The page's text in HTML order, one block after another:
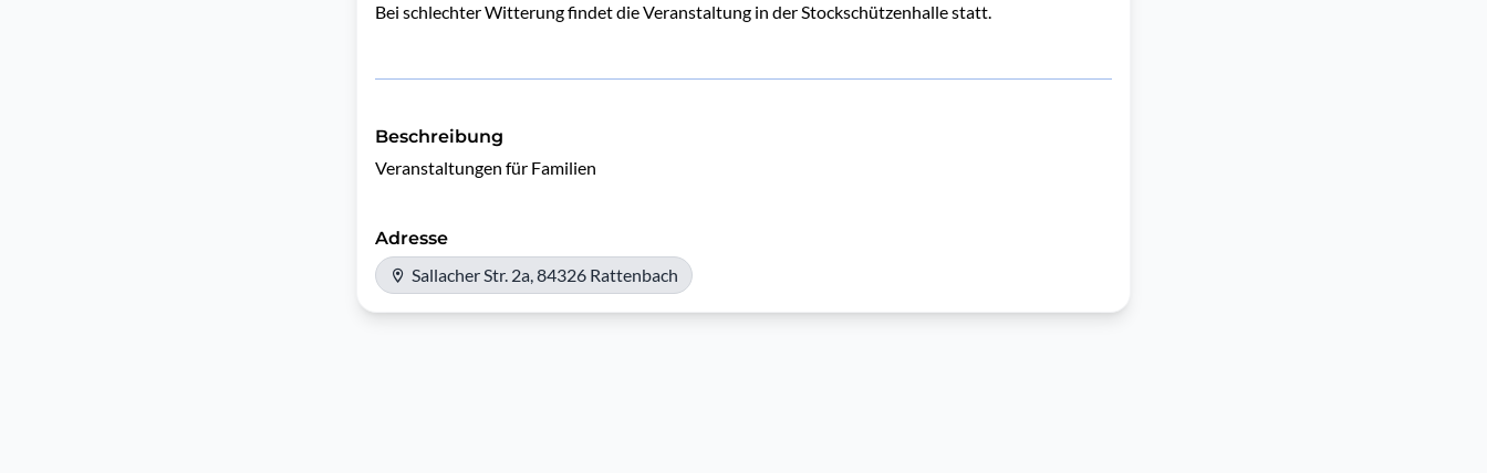
Bei schlechter Witterung findet die Veranstaltung in der Stockschützenhalle statt.
Beschreibung
Veranstaltungen für Familien
Adresse
Sallacher Str. 2a, 84326 Rattenbach